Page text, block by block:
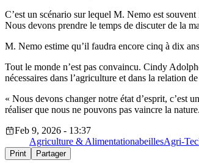
C’est un scénario sur lequel M. Nemo est
Nous devons prendre le temps de discuter de la
M. Nemo estime qu’il faudra encore cinq à dix
Tout le monde n’est pas convaincu. Cindy
nécessaires dans l’agriculture et dans la relation
« Nous devons changer notre état d’esprit, c’est
réaliser que nous ne pouvons pas vaincre la
Feb 9, 2026 - 13:37
Agriculture & AlimentationabeillesAgri-
Print Partager